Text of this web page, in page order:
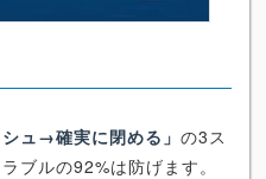
ュ→確実に閉める」 の3ス
ブルの92%は防げます。